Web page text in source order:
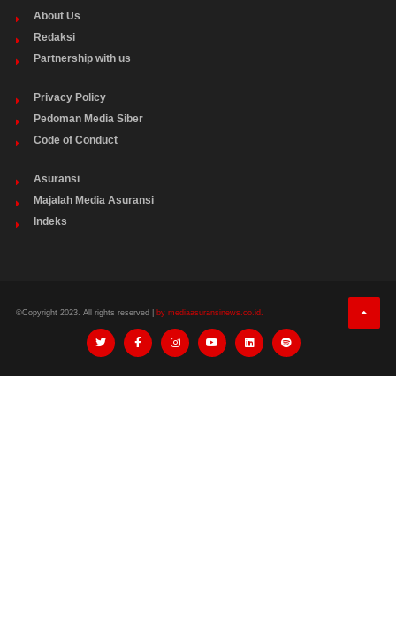
About Us
Redaksi
Partnership with us
Privacy Policy
Pedoman Media Siber
Code of Conduct
Asuransi
Majalah Media Asuransi
Indeks
©Copyright 2023. All rights reserved | by mediaasuransinews.co.id.